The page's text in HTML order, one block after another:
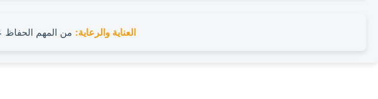
العناية والرعاية: من المهم الحفاظ